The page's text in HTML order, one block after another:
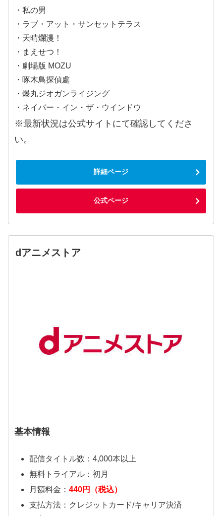
・私の男
・ラブ・アット・サンセットテラス
・天晴爛漫！
・まえせつ！
・劇場版 MOZU
・啄木鳥探偵處
・爆丸ジオガンライジング
・ネイバー・イン・ザ・ウインドウ
※最新状況は公式サイトにて確認してくださ
い。
詳細ページ
公式ページ
dアニメストア
基本情報
配信タイトル数：4,000本以上
無料トライアル：初月
月額料金： 440円（税込）
支払方法：クレジットカード/キャリア決済